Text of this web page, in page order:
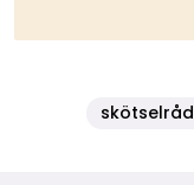
skötselråd